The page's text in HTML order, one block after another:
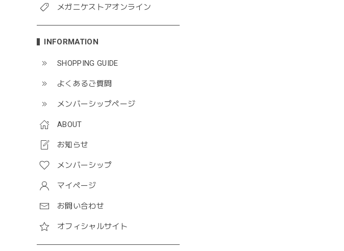
メガニケストアオンライン
INFORMATION
SHOPPING GUIDE
よくあるご質問
メンバーシップページ
ABOUT
お知らせ
メンバーシップ
マイページ
お問い合わせ
オフィシャルサイト